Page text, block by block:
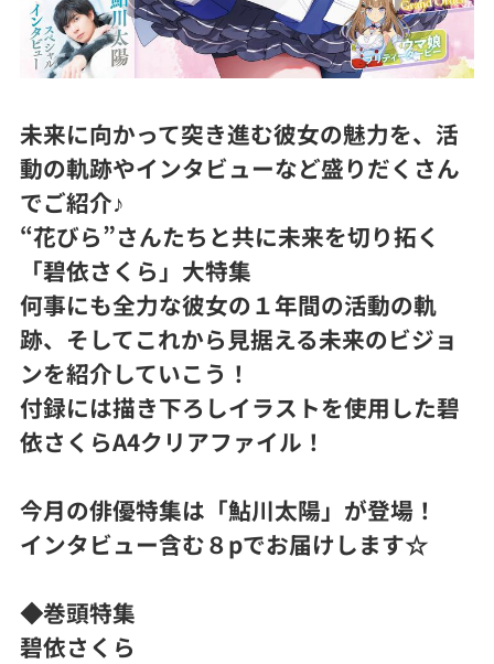
未来に向かって突き進む彼女の魅力を、活
動の軌跡やインタビューなど盛りだくさん
でご紹介♪
“花びら”さんたちと共に未来を切り拓く
「碧依さくら」大特集
何事にも全力な彼女の１年間の活動の軌
跡、そしてこれから見据える未来のビジョ
ンを紹介していこう！
付録には描き下ろしイラストを使用した碧
依さくらA4クリアファイル！
今月の俳優特集は「鮎川太陽」が登場！
インタビュー含む８pでお届けします☆
◆巻頭特集
碧依さくら